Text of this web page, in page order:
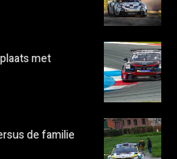
met
de familie